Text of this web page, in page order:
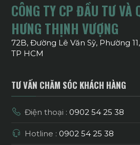
CÔNG TY CP ĐẦU TƯ VÀ
HƯNG THỊNH VƯỢNG
72B, Đường Lê Văn Sỹ, Phường
TP HCM
TƯ VẤN CHĂM SÓC KHÁCH HÀNG
Điện thoại : 0902 54 25 38
Hotline : 0902 54 25 38